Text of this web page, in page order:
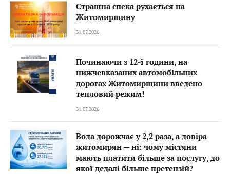
Страшна спека рухається на
Житомирщину
31.07.2026
Починаючи з 12-ї години, на
нижчевказаних автомобільних
дорогах Житомирщини введено
тепловий режим!
31.07.2026
Вода дорожчає у 2,2 раза, а довіра
житомирян — ні: чому містяни
мають платити більше за послугу, до
якої дедалі більше претензій?